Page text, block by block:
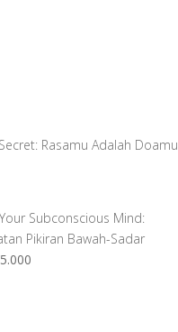
Rasamu Adalah Doamu
Subconscious Mind:
Pikiran Bawah-Sadar
Harga